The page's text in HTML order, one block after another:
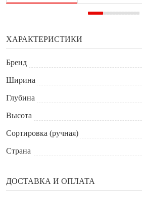
ХАРАКТЕРИСТИКИ
Бренд
Ширина
Глубина
Высота
Сортировка (ручная)
Страна
ДОСТАВКА И ОПЛАТА